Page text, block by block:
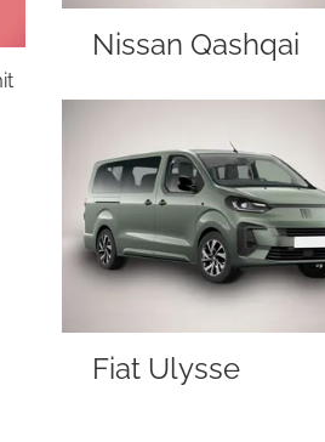
Nissan Qashqai
Fiat Ulysse